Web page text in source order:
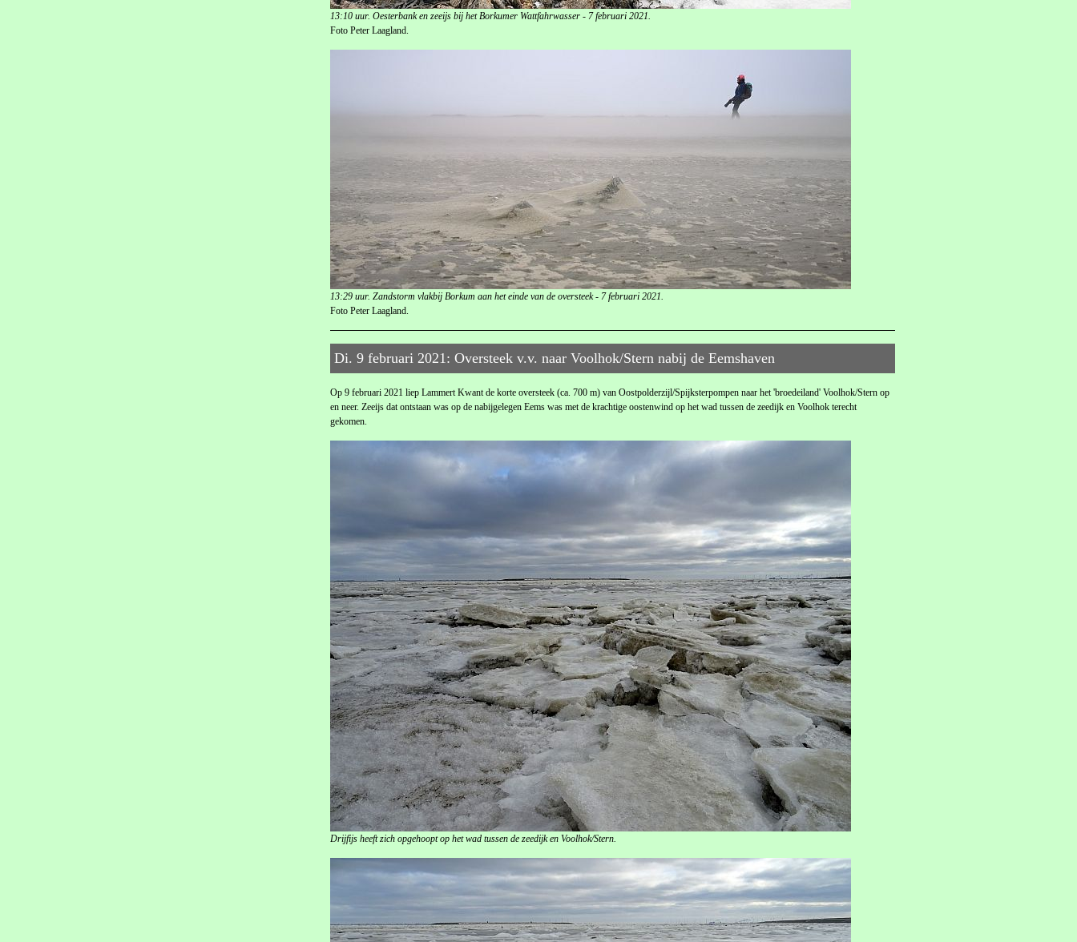
13:10 uur. Oesterbank en zeeijs bij het Borkumer Wattfahrwasser - 7 februari 2021.
Foto Peter Laagland.
13:29 uur. Zandstorm vlakbij Borkum aan het einde van de oversteek - 7 februari 2021.
Foto Peter Laagland.
Di. 9 februari 2021: Oversteek v.v. naar Voolhok/Stern nabij de Eemshaven
Op 9 februari 2021 liep Lammert Kwant de korte oversteek (ca. 700 m) van Oostpolderzijl/Spijksterpompen naar het 'broedeiland' Voolhok/Stern op
en neer. Zeeijs dat ontstaan was op de nabijgelegen Eems was met de krachtige oostenwind op het wad tussen de zeedijk en Voolhok terecht
gekomen.
Drijfijs heeft zich opgehoopt op het wad tussen de zeedijk en Voolhok/Stern.